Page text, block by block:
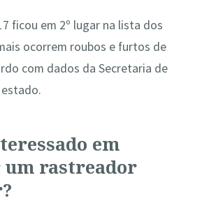
ficou em 2º lugar na lista dos
ocorrem roubos e furtos de
com dados da Secretaria de
em
rastreador